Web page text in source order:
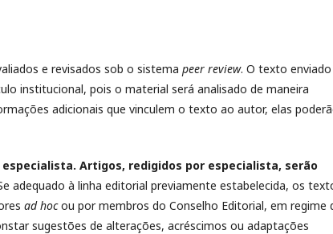
e revisados sob o sistema peer review. O texto enviado
institucional, pois o material será analisado de maneira
adicionais que vinculem o texto ao autor, elas
Artigos, redigidos por especialista, serão
adequado à linha editorial previamente estabelecida, os
ad hocou por membros do Conselho Editorial, em regime
sugestões de alterações, acréscimos ou adaptações